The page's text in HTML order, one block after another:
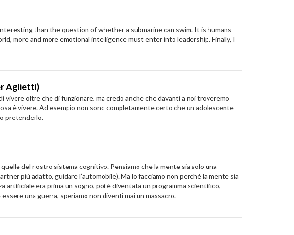
than the question of whether a submarine can swim. It is humans
more and more emotional intelligence must enter into leadership. Finally, I
Aglietti)
vivere oltre che di funzionare, ma credo anche che davanti a noi troveremo
è vivere. Ad esempio non sono completamente certo che un adolescente
pretenderlo.
del nostro sistema cognitivo. Pensiamo che la mente sia solo una
più adatto, guidare l’automobile). Ma lo facciamo non perché la mente sia
artificiale era prima un sogno, poi è diventata un programma scientifico,
una guerra, speriamo non diventi mai un massacro.